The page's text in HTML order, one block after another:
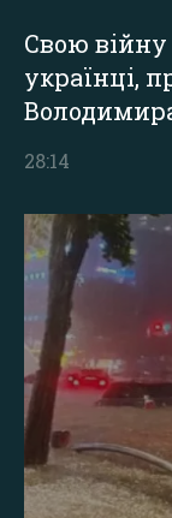
Свою війну
українці,
28:14